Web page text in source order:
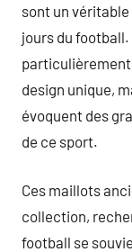
sont un
jours du
particulièrement
design unique,
évoquent des
de ce sport.
Ces maillots
collection,
football se